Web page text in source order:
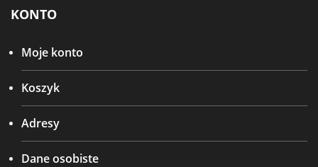
KONTO
Moje konto
Koszyk
Adresy
Dane osobiste